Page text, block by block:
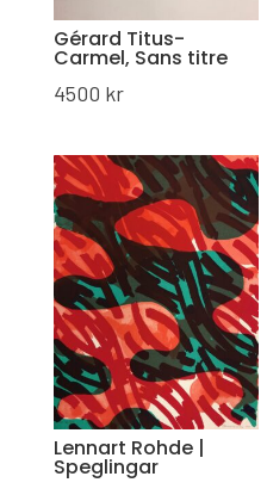
Gérard Titus-
Carmel, Sans titre
4500 kr
Lennart Rohde |
Speglingar